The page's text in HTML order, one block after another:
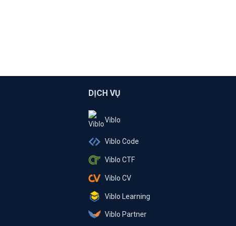
DỊCH VỤ
Viblo
Viblo Code
Viblo CTF
Viblo CV
Viblo Learning
Viblo Partner